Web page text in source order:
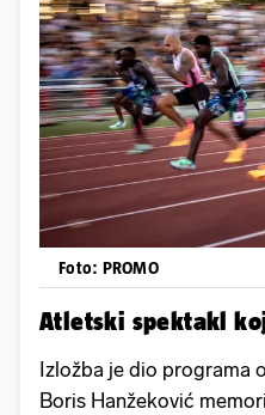
Foto: PROMO
Atletski spektakl
Izložba je dio programa
Boris Hanžeković